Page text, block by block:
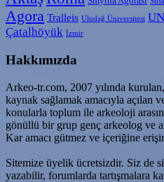
Agora Tralleis Uludağ Üniversitesi
Çatalhöyük İzmir
Hakkımızda
Arkeo-tr.com, 2007 yılında
kaynak sağlamak amacıyla açılan
konularla toplum ile arkeoloji
gönüllü bir grup genç arkeolog ve
Kar amacı gütmez ve içeriğine
Sitemize üyelik ücretsizdir. Siz de
yazabilir, forumlarda tartışmalara